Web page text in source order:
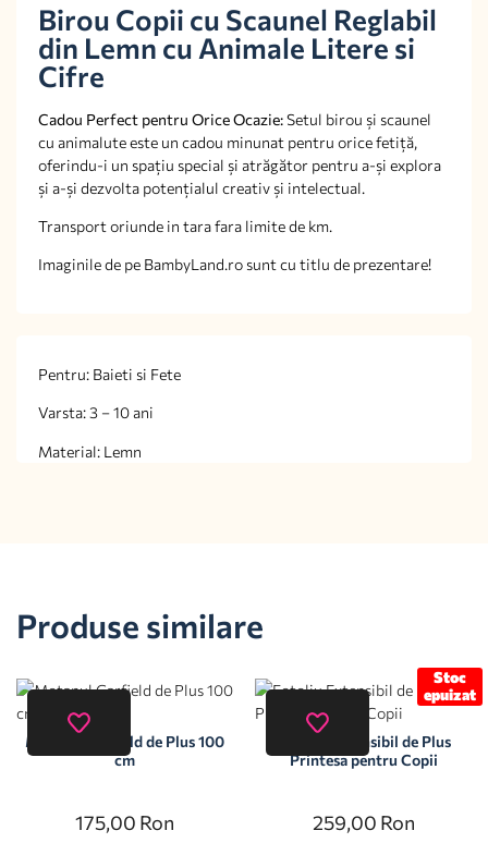
Birou Copii cu Scaunel Reglabil
din Lemn cu Animale Litere si
Cifre
Cadou Perfect pentru Orice Ocazie:Setul birou și scaunel
cu animalute este un cadou minunat pentru orice fetiță,
oferindu-i un spațiu special și atrăgător pentru a-și explora
și a-și dezvolta potențialul creativ și intelectual.
Transport oriunde in tara fara limite de km.
Imaginile de pe BambyLand.ro sunt cu titlu de prezentare!
Pentru: Baieti si Fete
Varsta: 3 – 10 ani
Material: Lemn
Produse similare
Motanul Garfield de Plus 100
cm
175,00 Ron
Stoc
epuizat
Fotoliu Extensibil de Plus
Printesa pentru Copii
259,00 Ron